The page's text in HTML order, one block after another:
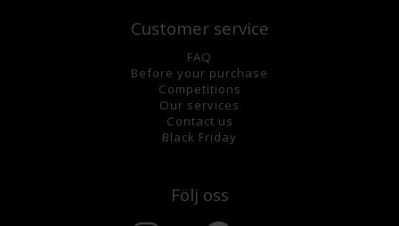
Customer service
FAQ
Before your purchase
Competitions
Our services
Contact us
Black Friday
Följ oss